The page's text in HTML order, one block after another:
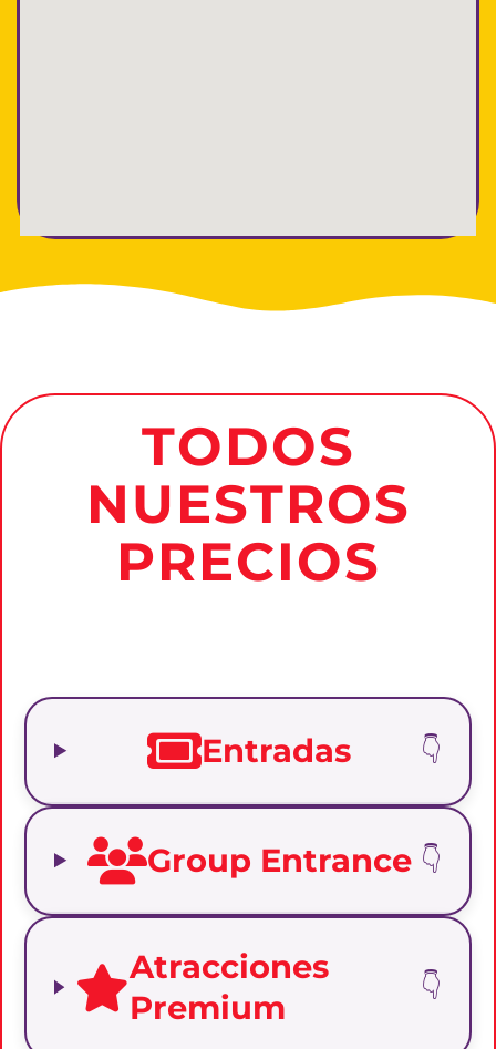
TODOS
NUESTROS
PRECIOS
Entradas
Group Entrance
Atracciones
Premium